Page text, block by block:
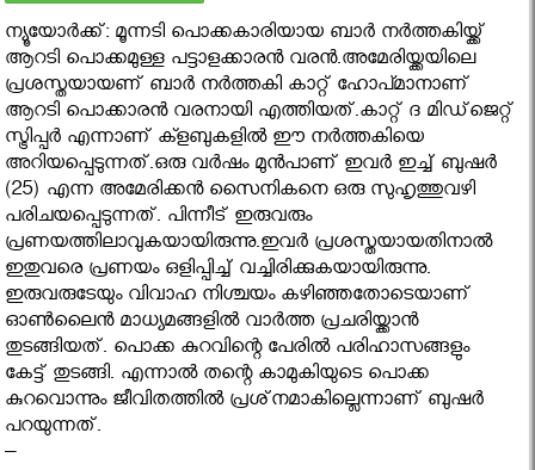
ന്യൂയോര്‍ക്ക്: മൂന്നടി പൊക്കകാരിയായ ബാര്‍ നര്‍ത്തകിയ്ക്ക്
ആറടി പൊക്കമുള്ള പട്ടാളക്കാരന്‍ വരന്‍.അമേരിയ്ക്കയിലെ
പ്രശസ്തയായണ് ബാര്‍ നര്‍ത്തകി കാറ്റ് ഹോപ്മാനാണ്
ആറടി പൊക്കാരൻ വരനായി എത്തിയത്.കാറ്റ് ദ മിഡ്‌ജെറ്റ്
സ്ട്രിപ്പര്‍ എന്നാണ് ക്ളബുകളില്‍ ഈ നര്‍ത്തകിയെ
അറിയപ്പെടുന്നത്.ഒരു വര്‍ഷം മുന്‍പാണ് ഇവര്‍ ഇച്ച് ബുഷര്‍
(25) എന്ന അമേരിക്കന്‍ സൈനികനെ ഒരു സുഹൃത്തുവഴി
പരിചയപ്പെടുന്നത്. പിന്നീട് ഇരുവരും
പ്രണയത്തിലാവുകയായിരുന്നു.ഇവര്‍ പ്രശസ്തയായതിനാല്‍
ഇതുവരെ പ്രണയം ഒളിപ്പിച്ച് വച്ചിരിക്കുകയായിരുന്നു.
ഇരുവരുടേയും വിവാഹ നിശ്ചയം കഴിഞ്ഞതോടെയാണ്
ഓണ്‍ലൈന്‍ മാധ്യമങ്ങളില്‍ വാര്‍ത്ത പ്രചരിയ്ക്കാന്‍
തുടങ്ങിയത്. പൊക്ക കുറവിന്റെ പേരില്‍ പരിഹാസങ്ങളും
കേട്ട് തുടങ്ങി. എന്നാല്‍ തന്റെ കാമുകിയുടെ പൊക്ക
കുറവൊന്നും ജീവിതത്തില്‍ പ്രശ്‌നമാകില്ലെന്നാണ് ബുഷര്‍
പറയുന്നത്.
–